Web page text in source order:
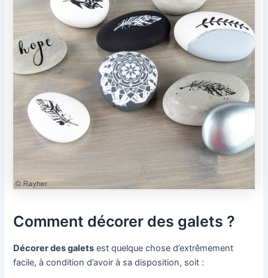
Comment décorer des galets ?
Décorer des galets est quelque chose d’extrêmement
facile, à condition d’avoir à sa disposition, soit :